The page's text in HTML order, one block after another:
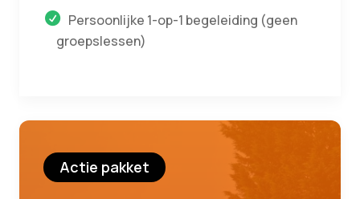
Persoonlijke 1-op-1 begeleiding (geen
groepslessen)
Actie pakket